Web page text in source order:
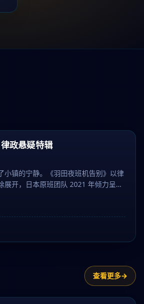
政悬疑特辑
小镇的宁静。《羽田夜班机告别》以律
展开，日本原班团队 2021 年倾力呈
救赎层层推进，作为悬疑题材，镜头语
大全提供高清完整版日本电视剧免费
查看更多
60:53